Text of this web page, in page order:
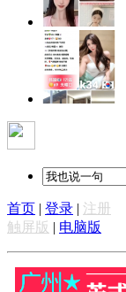
首页 | 登录 | 注册
触屏版 | 电脑版